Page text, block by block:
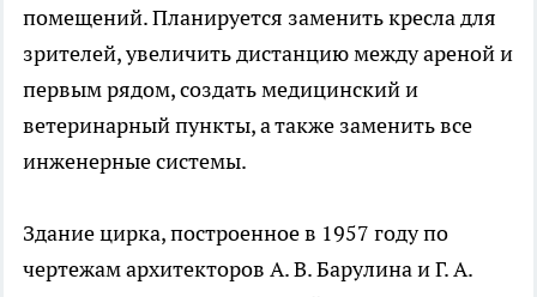
помещений. Планируется заменить кресла для
зрителей, увеличить дистанцию между ареной и
первым рядом, создать медицинский и
ветеринарный пункты, а также заменить все
инженерные системы.
Здание цирка, построенное в 1957 году по
чертежам архитекторов А. В. Барулина и Г. А.